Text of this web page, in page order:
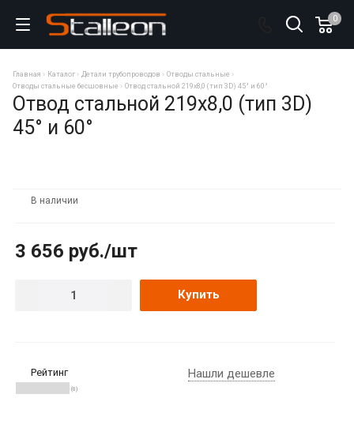
0
Главная Каталог Детали трубопроводов
Отводы стальные
Отводы стальные бесшовные
Отвод стальной 219х8,0 (тип 3D) 45° и 60°
Отвод стальной 219х8,0 (тип 3D)
45° и 60°
В наличии
3 656 руб./шт
Купить
Рейтинг
(0)
Нашли дешевле